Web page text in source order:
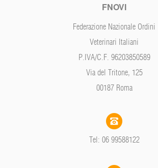
FNOVI
Federazione Nazionale Ordini
Veterinari Italiani
P.IVA/C.F. 96203850589
Via del Tritone, 125
00187 Roma
Tel: 06 99588122